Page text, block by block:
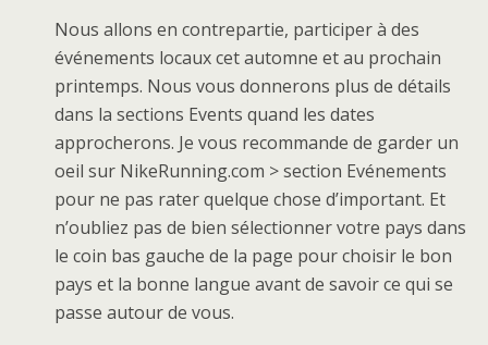
Nous allons en contrepartie, participer à des
événements locaux cet automne et au prochain
printemps. Nous vous donnerons plus de détails
dans la sections Events quand les dates
approcherons. Je vous recommande de garder un
oeil sur NikeRunning.com > section Evénements
pour ne pas rater quelque chose d’important. Et
n’oubliez pas de bien sélectionner votre pays dans
le coin bas gauche de la page pour choisir le bon
pays et la bonne langue avant de savoir ce qui se
passe autour de vous.